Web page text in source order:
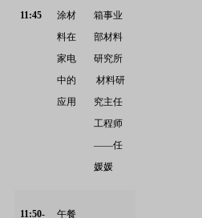
11:45
涂材
料在
家电
中的
应用
箱事业
部材料
研究所
材料研
究主任
工程师
——任
媛媛
11:50- 午餐